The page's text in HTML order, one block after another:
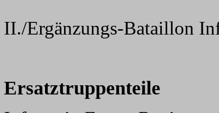
II./Ergänzungs-Bataillon
Ersatztruppenteile